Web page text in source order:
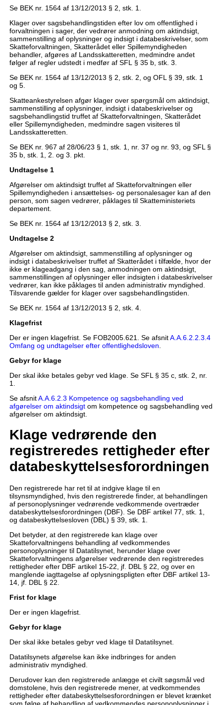
Se BEK nr. 1564 af 13/12/2013 § 2, stk. 1.
Klager over sagsbehandlingstiden efter lov om offentlighed i
forvaltningen i sager, der vedrører anmodning om aktindsigt,
sammenstilling af oplysninger og indsigt i databeskrivelser, som
Skatteforvaltningen, Skatterådet eller Spillemyndigheden
behandler, afgøres af Landsskatteretten, medmindre andet
følger af regler udstedt i medfør af SFL § 35 b, stk. 3.
Se BEK nr. 1564 af 13/12/2013 § 2, stk. 2, og OFL § 39, stk. 1
og 5.
Skatteankestyrelsen afgør klager over spørgsmål om aktindsigt,
sammenstilling af oplysninger, indsigt i databeskrivelser og
sagsbehandlingstid truffet af Skatteforvaltningen, Skatterådet
eller Spillemyndigheden, medmindre sagen visiteres til
Landsskatteretten.
Se BEK nr. 967 af 28/06/23 § 1, stk. 1, nr. 37 og nr. 93, og SFL §
35 b, stk. 1, 2. og 3. pkt.
Undtagelse 1
Afgørelser om aktindsigt truffet af Skatteforvaltningen eller
Spillemyndigheden i ansættelses- og personalesager kan af den
person, som sagen vedrører, påklages til Skatteministeriets
departement.
Se BEK nr. 1564 af 13/12/2013 § 2, stk. 3.
Undtagelse 2
Afgørelser om aktindsigt, sammenstilling af oplysninger og
indsigt i databeskrivelser truffet af Skatterådet i tilfælde, hvor der
ikke er klageadgang i den sag, anmodningen om aktindsigt,
sammenstillingen af oplysninger eller indsigten i databeskrivelser
vedrører, kan ikke påklages til anden administrativ myndighed.
Tilsvarende gælder for klager over sagsbehandlingstiden.
Se BEK nr. 1564 af 13/12/2013 § 2, stk. 4.
Klagefrist
Der er ingen klagefrist. Se FOB2005.621. Se afsnitA.A.6.2.2.3.4
Omfang og undtagelser efter offentlighedsloven
Gebyr for klage
Der skal ikke betales gebyr ved klage. Se SFL § 35 c, stk. 2, nr.
1.
Se afsnitA.A.6.2.3 Kompetence og sagsbehandling ved
afgørelser om aktindsigtom kompetence og sagsbehandling ved
afgørelser om aktindsigt.
Klage vedrørende den
registreredes rettigheder efter
databeskyttelsesforordningen
Den registrerede har ret til at indgive klage til en
tilsynsmyndighed, hvis den registrerede finder, at behandlingen
af personoplysninger vedrørende vedkommende overtræder
databeskyttelsesforordningen (DBF). Se DBF artikel 77, stk. 1,
og databeskyttelsesloven (DBL) § 39, stk. 1.
Det betyder, at den registrerede kan klage over
Skatteforvaltningens behandling af vedkommendes
personoplysninger til Datatilsynet, herunder klage over
Skatteforvaltningens afgørelser vedrørende den registreredes
rettigheder efter DBF artikel 15-22, jf. DBL § 22, og over en
manglende iagttagelse af oplysningspligten efter DBF artikel 13-
14, jf. DBL § 22.
Frist for klage
Der er ingen klagefrist.
Gebyr for klage
Der skal ikke betales gebyr ved klage til Datatilsynet.
Datatilsynets afgørelse kan ikke indbringes for anden
administrativ myndighed.
Derudover kan den registrerede anlægge et civilt søgsmål ved
domstolene, hvis den registrerede mener, at vedkommendes
rettigheder efter databeskyttelsesforordningen er blevet krænket